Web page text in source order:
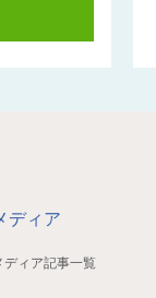
ディア
ディア記事一覧